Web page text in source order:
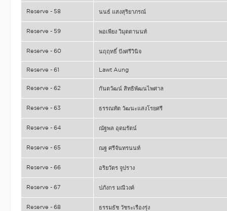
Reserve - 58 นนธ์ แสงสุริยาภรณ์
Reserve - 59 พอเพียง วิมุตตานนท์
Reserve - 60 นฤฤทธิ์ ปังศรีวินิจ
Reserve - 61 Lawt Aung
Reserve - 62 กันตวัฒน์ สิทธิพัฒนไพศาล
Reserve - 63 ธรรณทัต วัฒนะแสงโรยศรี
Reserve - 64 ณัฐพล อุดมรัตน์
Reserve - 65 ณฐ ศรีจันทรนนท์
Reserve - 66 อริยวัตร จูปราง
Reserve - 67 ปภังกร มณีวงค์
Reserve - 68 ธรรมธัช วัชระเรืองรุ่ง